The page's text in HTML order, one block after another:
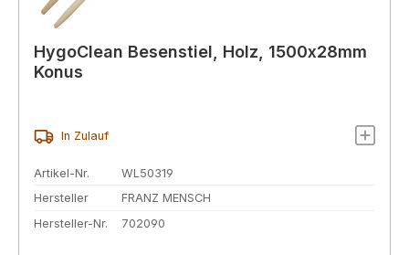
HygoClean Besenstiel, Holz, 1500x28mm
Konus
In Zulauf
Artikel-Nr.
WL50319
Hersteller
FRANZ MENSCH
Hersteller-Nr.
702090